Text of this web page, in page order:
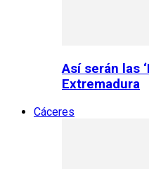
Así serán las
Extremadura
Cáceres